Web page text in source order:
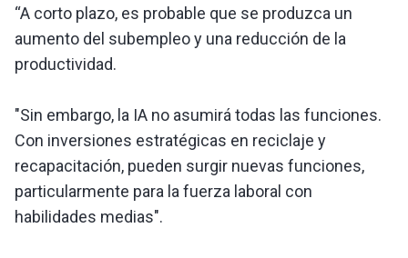
“A corto plazo, es probable que se produzca un
aumento del subempleo y una reducción de la
productividad.
"Sin embargo, la IA no asumirá todas las funciones.
Con inversiones estratégicas en reciclaje y
recapacitación, pueden surgir nuevas funciones,
particularmente para la fuerza laboral con
habilidades medias".